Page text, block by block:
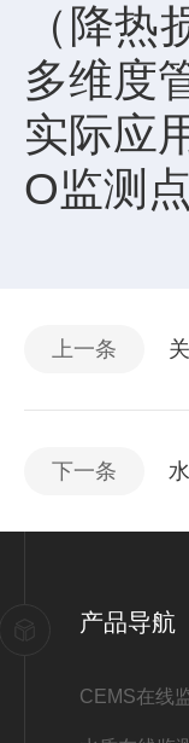
（降
多维度
实际应
O监测
上一条
下一条
产品导航
CEMS在线